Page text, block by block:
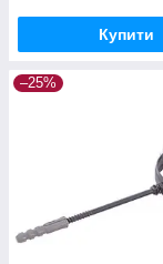
Купити
–25%